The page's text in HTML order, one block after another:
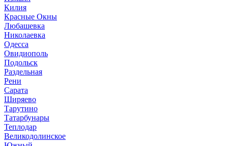
Килия
Красные Окны
Любашевка
Николаевка
Одесса
Овидиополь
Подольск
Раздельная
Рени
Сарата
Ширяево
Тарутино
Татарбунары
Теплодар
Великодолинское